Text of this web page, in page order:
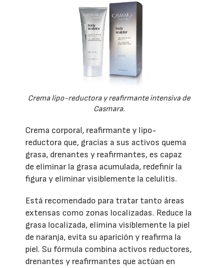
Crema lipo-reductora y reafirmante intensiva de
Casmara.
Crema corporal, reafirmante y lipo-
reductora que, gracias a sus activos quema
grasa, drenantes y reafirmantes, es capaz
de eliminar la grasa acumulada, redefinir la
figura y eliminar visiblemente la celulitis.
Está recomendado para tratar tanto áreas
extensas como zonas localizadas. Reduce la
grasa localizada, elimina visiblemente la piel
de naranja, evita su aparición y reafirma la
piel. Su fórmula combina activos reductores,
drenantes y reafirmantes que actúan en